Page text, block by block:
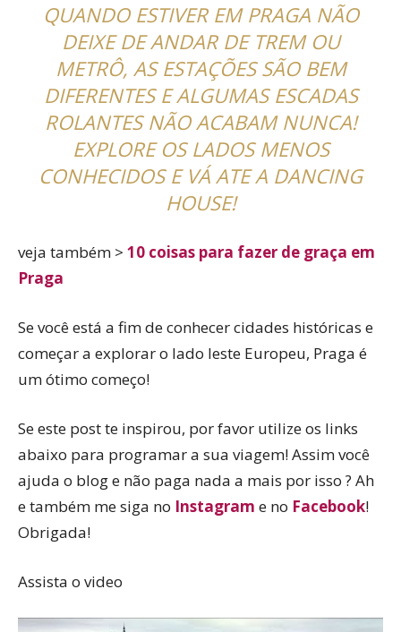
QUANDO ESTIVER EM PRAGA NÃO
DEIXE DE ANDAR DE TREM OU
METRÔ, AS ESTAÇÕES SÃO BEM
DIFERENTES E ALGUMAS ESCADAS
ROLANTES NÃO ACABAM NUNCA!
EXPLORE OS LADOS MENOS
CONHECIDOS E VÁ ATE A DANCING
HOUSE!
veja também > 10 coisas para fazer de graça em
Praga
Se você está a fim de conhecer cidades históricas e
começar a explorar o lado leste Europeu, Praga é
um ótimo começo!
Se este post te inspirou, por favor utilize os links
abaixo para programar a sua viagem! Assim você
ajuda o blog e não paga nada a mais por isso ? Ah
e também me siga no Instagram e no Facebook!
Obrigada!
Assista o video